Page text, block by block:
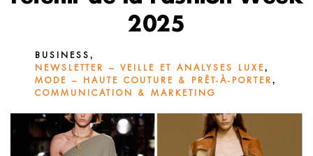
2025
BUSINESS ,
NEWSLETTER – VEILLE ET ANALYSES LUXE,
MODE – HAUTE COUTURE & PRÊT-À-PORTER ,
COMMUNICATION & MARKETING